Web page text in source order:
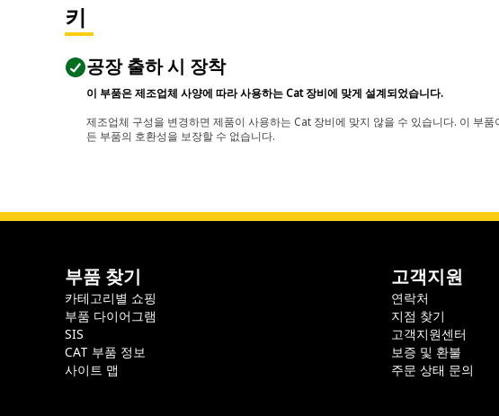
키
공장 출하 시 장착
이 부품은 제조업체 사양에 따라 사용하는 Cat 장비에 맞게 설계되었습니다.
제조업체 구성을 변경하면 제품이 사용하는 Cat 장비에 맞지 않을 수 있습니다. 이 부
든 부품의 호환성을 보장할 수 없습니다.
부품 찾기
카테고리별 쇼핑
부품 다이어그램
SIS
CAT 부품 정보
사이트 맵
고객지원
연락처
지점 찾기
고객지원센터
보증 및 환불
주문 상태 문의